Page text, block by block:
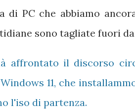
di PC che abbiamo
sono tagliate fuori
affrontato il discorso
11, che
l'iso di partenza.